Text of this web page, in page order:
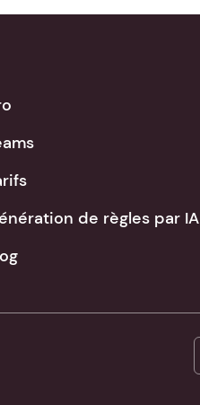
de règles par IA